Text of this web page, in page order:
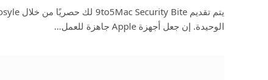
الوحيدة. إن جعل أجهزة Apple جاهزة للعمل…